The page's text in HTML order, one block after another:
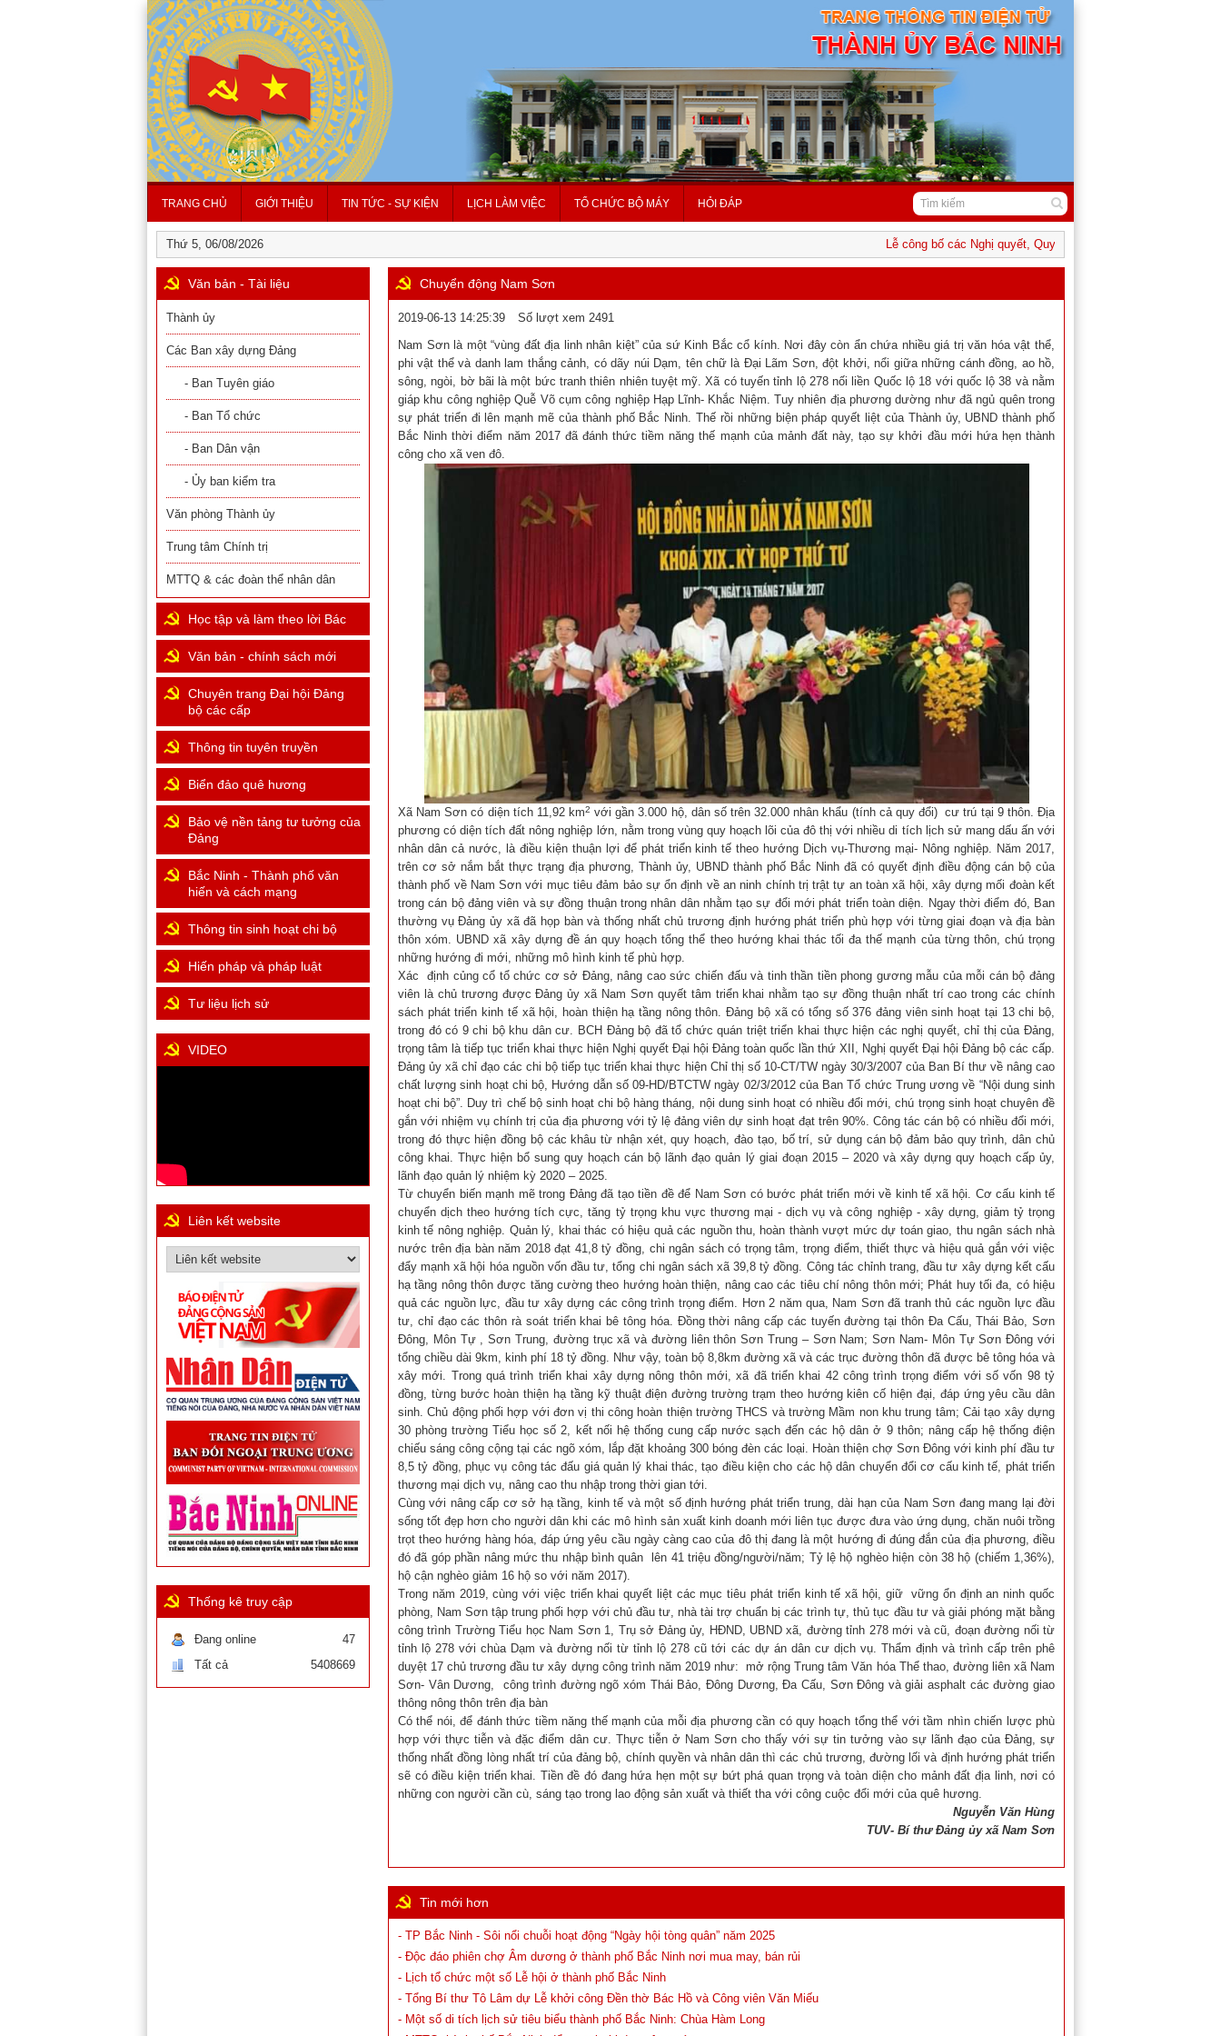
TRANG CHỦ GIỚI THIỆU TIN TỨC - SỰ KIỆN LỊCH LÀM VIỆC TỔ CHỨC BỘ MÁY HỎI ĐÁP
Thứ 5, 06/08/2026 Lễ công bố các Nghị quyết, Quyết định của Trung ương và địa
Chuyển động Nam Sơn
2019-06-13 14:25:39
Số lượt xem 2491
Nam Sơn là một “vùng đất địa linh nhân kiệt” của sứ Kinh Bắc cổ kính. Nơi đây còn ẩn chứa nhiều giá trị văn hóa vật thể,
phi vật thể và danh lam thắng cảnh, có dãy núi Dạm, tên chữ là Đại Lãm Sơn, đột khởi, nổi giữa những cánh đồng, ao hồ,
sông, ngòi, bờ bãi là một bức tranh thiên nhiên tuyệt mỹ. Xã có tuyến tỉnh lộ 278 nối liền Quốc lộ 18 với quốc lộ 38 và nằm
giáp khu công nghiệp Quễ Võ cụm công nghiệp Hạp Lĩnh- Khắc Niệm. Tuy nhiên địa phương dường như đã ngủ quên trong
sự phát triển đi lên mạnh mẽ của thành phố Bắc Ninh. Thế rồi những biện pháp quyết liệt của Thành ủy, UBND thành phố
Bắc Ninh thời điểm năm 2017 đã đánh thức tiềm năng thế mạnh của mảnh đất này, tạo sự khởi đầu mới hứa hẹn thành
công cho xã ven đô.
Xã Nam Sơn có diện tích 11,92 km2 với gần 3.000 hộ, dân số trên 32.000 nhân khẩu (tính cả quy đổi) cư trú tại 9 thôn. Địa
phương có diện tích đất nông nghiệp lớn, nằm trong vùng quy hoạch lõi của đô thị với nhiều di tích lịch sử mang dấu ấn với
nhân dân cả nước, là điều kiện thuận lợi để phát triển kinh tế theo hướng Dịch vụ-Thương mại- Nông nghiệp. Năm 2017,
trên cơ sở nắm bắt thực trạng địa phương, Thành ủy, UBND thành phố Bắc Ninh đã có quyết định điều động cán bộ của
thành phố về Nam Sơn với mục tiêu đảm bảo sự ổn định về an ninh chính trị trật tự an toàn xã hội, xây dựng mối đoàn kết
trong cán bộ đảng viên và sự đồng thuận trong nhân dân nhằm tạo sự đổi mới phát triển toàn diện. Ngay thời điểm đó, Ban
thường vụ Đảng ủy xã đã họp bàn và thống nhất chủ trương định hướng phát triển phù hợp với từng giai đoạn và địa bàn
thôn xóm. UBND xã xây dựng đề án quy hoạch tổng thể theo hướng khai thác tối đa thế mạnh của từng thôn, chú trọng
những hướng đi mới, những mô hình kinh tế phù hợp.
Xác định củng cổ tổ chức cơ sở Đảng, nâng cao sức chiến đấu và tinh thần tiền phong gương mẫu của mỗi cán bộ đảng
viên là chủ trương được Đảng ủy xã Nam Sơn quyết tâm triển khai nhằm tạo sự đồng thuận nhất trí cao trong các chính
sách phát triển kinh tế xã hội, hoàn thiện hạ tầng nông thôn. Đảng bộ xã có tổng số 376 đảng viên sinh hoạt tại 13 chi bộ,
trong đó có 9 chi bộ khu dân cư. BCH Đảng bộ đã tổ chức quán triệt triển khai thực hiện các nghị quyết, chỉ thị của Đảng,
trọng tâm là tiếp tục triển khai thực hiện Nghị quyết Đại hội Đảng toàn quốc lần thứ XII, Nghị quyết Đại hội Đảng bộ các cấp.
Đảng ủy xã chỉ đạo các chi bộ tiếp tục triển khai thực hiện Chỉ thị số 10-CT/TW ngày 30/3/2007 của Ban Bí thư về nâng cao
chất lượng sinh hoạt chi bộ, Hướng dẫn số 09-HD/BTCTW ngày 02/3/2012 của Ban Tổ chức Trung ương về “Nội dung sinh
hoạt chi bộ”. Duy trì chế bộ sinh hoạt chi bộ hàng tháng, nội dung sinh hoạt có nhiều đổi mới, chú trọng sinh hoạt chuyên đề
gắn với nhiệm vụ chính trị của địa phương với tỷ lệ đảng viên dự sinh hoạt đạt trên 90%. Công tác cán bộ có nhiều đổi mới,
trong đó thực hiện đồng bộ các khâu từ nhận xét, quy hoạch, đào tạo, bố trí, sử dụng cán bộ đảm bảo quy trình, dân chủ
công khai. Thực hiện bổ sung quy hoạch cán bộ lãnh đạo quản lý giai đoạn 2015 – 2020 và xây dựng quy hoạch cấp ủy,
lãnh đạo quản lý nhiệm kỳ 2020 – 2025.
Từ chuyển biến mạnh mẽ trong Đảng đã tạo tiền đề để Nam Sơn có bước phát triển mới về kinh tế xã hội. Cơ cấu kinh tế
chuyển dịch theo hướng tích cực, tăng tỷ trọng khu vực thương mại - dịch vụ và công nghiệp - xây dựng, giảm tỷ trọng
kinh tế nông nghiệp. Quản lý, khai thác có hiệu quả các nguồn thu, hoàn thành vượt mức dự toán giao, thu ngân sách nhà
nước trên địa bàn năm 2018 đạt 41,8 tỷ đồng, chi ngân sách có trọng tâm, trọng điểm, thiết thực và hiệu quả gắn với việc
đẩy mạnh xã hội hóa nguồn vốn đầu tư, tổng chi ngân sách xã 39,8 tỷ đồng. Công tác chỉnh trang, đầu tư xây dựng kết cấu
hạ tầng nông thôn được tăng cường theo hướng hoàn thiện, nâng cao các tiêu chí nông thôn mới; Phát huy tối đa, có hiệu
quả các nguồn lực, đầu tư xây dựng các công trình trọng điểm. Hơn 2 năm qua, Nam Sơn đã tranh thủ các nguồn lực đầu
tư, chỉ đạo các thôn rà soát triển khai bê tông hóa. Đồng thời nâng cấp các tuyến đường tại thôn Đa Cấu, Thái Bảo, Sơn
Đông, Môn Tự , Sơn Trung, đường trục xã và đường liên thôn Sơn Trung – Sơn Nam; Sơn Nam- Môn Tự Sơn Đông với
tổng chiều dài 9km, kinh phí 18 tỷ đồng. Như vậy, toàn bộ 8,8km đường xã và các trục đường thôn đã được bê tông hóa và
xây mới. Trong quá trình triển khai xây dựng nông thôn mới, xã đã triển khai 42 công trình trọng điểm với số vốn 98 tỷ
đồng, từng bước hoàn thiện hạ tầng kỹ thuật điện đường trường trạm theo hướng kiên cố hiện đại, đáp ứng yêu cầu dân
sinh. Chủ động phối hợp với đơn vị thi công hoàn thiện trường THCS và trường Mầm non khu trung tâm; Cải tạo xây dựng
30 phòng trường Tiểu học số 2, kết nối hệ thống cung cấp nước sạch đến các hộ dân ở 9 thôn; nâng cấp hệ thống điện
chiếu sáng công cộng tại các ngõ xóm, lắp đặt khoảng 300 bóng đèn các loại. Hoàn thiện chợ Sơn Đông với kinh phí đầu tư
8,5 tỷ đồng, phục vụ công tác đấu giá quản lý khai thác, tạo điều kiện cho các hộ dân chuyển đổi cơ cấu kinh tế, phát triển
thương mại dịch vụ, nâng cao thu nhập trong thời gian tới.
Cùng với nâng cấp cơ sở hạ tầng, kinh tế và một số định hướng phát triển trung, dài hạn của Nam Sơn đang mang lại đời
sống tốt đẹp hơn cho người dân khi các mô hình sản xuất kinh doanh mới liên tục được đưa vào ứng dụng, chăn nuôi trồng
trọt theo hướng hàng hóa, đáp ứng yêu cầu ngày càng cao của đô thị đang là một hướng đi đúng đắn của địa phương, điều
đó đã góp phần nâng mức thu nhập bình quân lên 41 triệu đồng/người/năm; Tỷ lệ hộ nghèo hiện còn 38 hộ (chiếm 1,36%),
hộ cận nghèo giảm 16 hộ so với năm 2017).
Trong năm 2019, cùng với việc triển khai quyết liệt các mục tiêu phát triển kinh tế xã hội, giữ vững ổn định an ninh quốc
phòng, Nam Sơn tập trung phối hợp với chủ đầu tư, nhà tài trợ chuẩn bị các trình tự, thủ tục đầu tư và giải phóng mặt bằng
công trình Trường Tiểu học Nam Sơn 1, Trụ sở Đảng ủy, HĐND, UBND xã, đường tỉnh 278 mới và cũ, đoạn đường nối từ
tỉnh lộ 278 với chùa Dạm và đường nối từ tỉnh lộ 278 cũ tới các dự án dân cư dịch vụ. Thẩm định và trình cấp trên phê
duyệt 17 chủ trương đầu tư xây dựng công trình năm 2019 như: mở rộng Trung tâm Văn hóa Thể thao, đường liên xã Nam
Sơn- Vân Dương, công trình đường ngõ xóm Thái Bảo, Đông Dương, Đa Cấu, Sơn Đông và giải asphalt các đường giao
thông nông thôn trên địa bàn
Có thể nói, để đánh thức tiềm năng thế mạnh của mỗi địa phương cần có quy hoạch tổng thể với tầm nhìn chiến lược phù
hợp với thực tiễn và đặc điểm dân cư. Thực tiễn ở Nam Sơn cho thấy với sự tin tưởng vào sự lãnh đạo của Đảng, sự
thống nhất đồng lòng nhất trí của đảng bộ, chính quyền và nhân dân thì các chủ trương, đường lối và định hướng phát triển
sẽ có điều kiện triển khai. Tiền đề đó đang hứa hẹn một sự bứt phá quan trọng và toàn diện cho mảnh đất địa linh, nơi có
những con người cần cù, sáng tạo trong lao động sản xuất và thiết tha với công cuộc đổi mới của quê hương.
Nguyễn Văn Hùng
TUV- Bí thư Đảng ủy xã Nam Sơn
Tin mới hơn
- TP Bắc Ninh - Sôi nổi chuỗi hoạt động “Ngày hội tòng quân” năm 2025
- Độc đáo phiên chợ Âm dương ở thành phố Bắc Ninh nơi mua may, bán rủi
- Lịch tổ chức một số Lễ hội ở thành phố Bắc Ninh
- Tổng Bí thư Tô Lâm dự Lễ khởi công Đền thờ Bác Hồ và Công viên Văn Miếu
- Một số di tích lịch sử tiêu biểu thành phố Bắc Ninh: Chùa Hàm Long
Văn bản - Tài liệu
Thành ủy
Các Ban xây dựng Đảng
- Ban Tuyên giáo
- Ban Tổ chức
- Ban Dân vận
- Ủy ban kiểm tra
Văn phòng Thành ủy
Trung tâm Chính trị
MTTQ & các đoàn thể nhân dân
Học tập và làm theo lời Bác
Văn bản - chính sách mới
Chuyên trang Đại hội Đảng
bộ các cấp
Thông tin tuyên truyền
Biển đảo quê hương
Bảo vệ nền tảng tư tưởng của
Đảng
Bắc Ninh - Thành phố văn
hiến và cách mạng
Thông tin sinh hoạt chi bộ
Hiến pháp và pháp luật
Tư liệu lịch sử
VIDEO
Liên kết website
Thống kê truy cập
Đang online
47
Tất cả
5408669